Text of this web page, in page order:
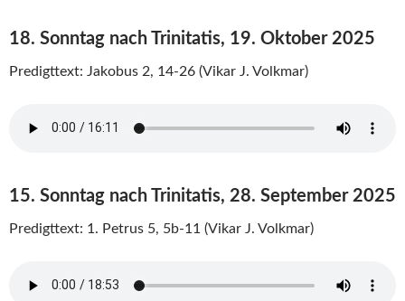
18. Sonntag nach Trinitatis, 19. Oktober 2025
Predigttext: Jakobus 2, 14-26 (Vikar J. Volkmar)
15. Sonntag nach Trinitatis, 28. September 2025
Predigttext: 1. Petrus 5, 5b-11 (Vikar J. Volkmar)